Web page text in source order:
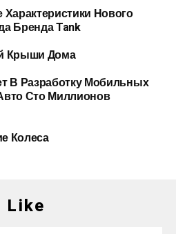
Нового
Бренда Tank
Крыши Дома
В Разработку Мобильных
Сто Миллионов
Колеса
Like